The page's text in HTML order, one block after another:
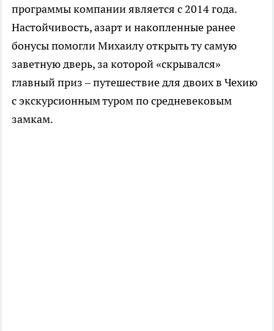
программы компании является с 2014 года.
Настойчивость, азарт и накопленные ранее
бонусы помогли Михаилу открыть ту самую
заветную дверь, за которой «скрывался»
главный приз – путешествие для двоих в Чехию
с экскурсионным туром по средневековым
замкам.